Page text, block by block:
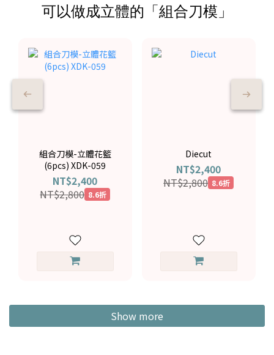
可以做成立體的「組合刀模」
組合刀模-立體花籃
(6pcs) XDK-059
NT$2,400
NT$2,800 8.6折
Diecut
NT$2,400
NT$2,800 8.6折
Show more